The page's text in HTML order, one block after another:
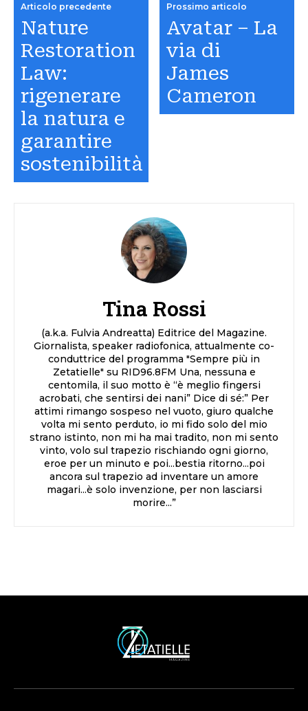
Articolo precedente
Nature
Restoration
Law:
rigenerare
la natura e
garantire
sostenibilità
Prossimo articolo
Avatar – La
via di
James
Cameron
Tina Rossi
(a.k.a. Fulvia Andreatta) Editrice del Magazine.
Giornalista, speaker radiofonica, attualmente co-
conduttrice del programma "Sempre più in
Zetatielle" su RID96.8FM Una, nessuna e
centomila, il suo motto è “è meglio fingersi
acrobati, che sentirsi dei nani” Dice di sé:” Per
attimi rimango sospeso nel vuoto, giuro qualche
volta mi sento perduto, io mi fido solo del mio
strano istinto, non mi ha mai tradito, non mi sento
vinto, volo sul trapezio rischiando ogni giorno,
eroe per un minuto e poi...bestia ritorno...poi
ancora sul trapezio ad inventare un amore
magari...è solo invenzione, per non lasciarsi
morire...”